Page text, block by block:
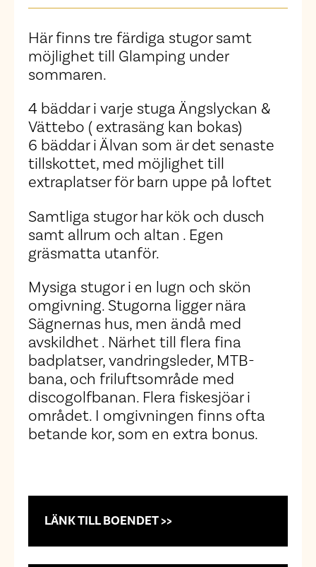
Här finns tre färdiga stugor samt
möjlighet till Glamping under
sommaren.
4 bäddar i varje stuga Ängslyckan &
Vättebo ( extrasäng kan bokas)
6 bäddar i Älvan som är det senaste
tillskottet, med möjlighet till
extraplatser för barn uppe på loftet
Samtliga stugor har kök och dusch
samt allrum och altan . Egen
gräsmatta utanför.
Mysiga stugor i en lugn och skön
omgivning. Stugorna ligger nära
Sägnernas hus, men ändå med
avskildhet . Närhet till flera fina
badplatser, vandringsleder, MTB-
bana, och friluftsområde med
discogolfbanan. Flera fiskesjöar i
området. I omgivningen finns ofta
betande kor, som en extra bonus.
LÄNK TILL BOENDET >>